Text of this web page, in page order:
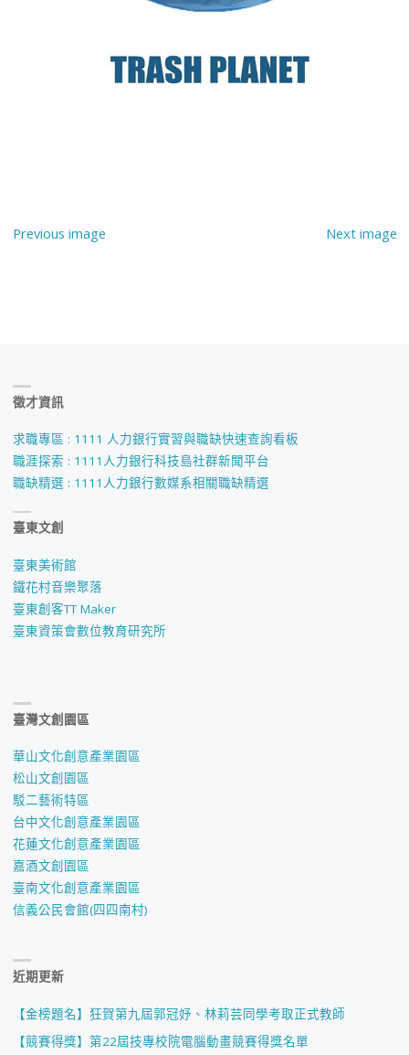
Previous image Next image
徵才資訊
求職專區 : 1111 人力銀行實習與職缺快速查詢看板
職涯探索 : 1111人力銀行科技島社群新聞平台
職缺精選 : 1111人力銀行數媒系相關職缺精選
臺東文創
臺東美術館
鐵花村音樂聚落
臺東創客TT Maker
臺東資策會數位教育研究所
臺灣文創園區
華山文化創意產業園區
松山文創園區
駁二藝術特區
台中文化創意產業園區
花蓮文化創意產業園區
嘉酒文創園區
臺南文化創意產業園區
信義公民會館(四四南村)
近期更新
【金榜題名】狂賀第九屆郭冠妤、林莉芸同學考取正式教師
【競賽得獎】第22屆技專校院電腦動畫競賽得獎名單